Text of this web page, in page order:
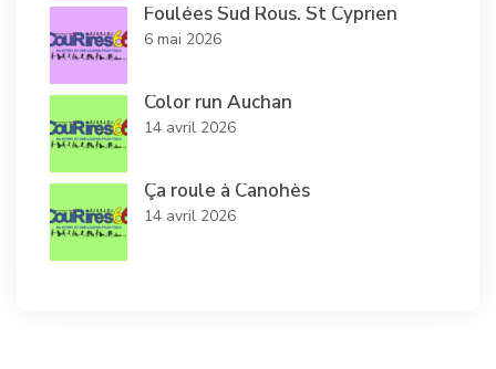
Foulées Sud Rous. St Cyprien
6 mai 2026
Color run Auchan
14 avril 2026
Ça roule à Canohès
14 avril 2026